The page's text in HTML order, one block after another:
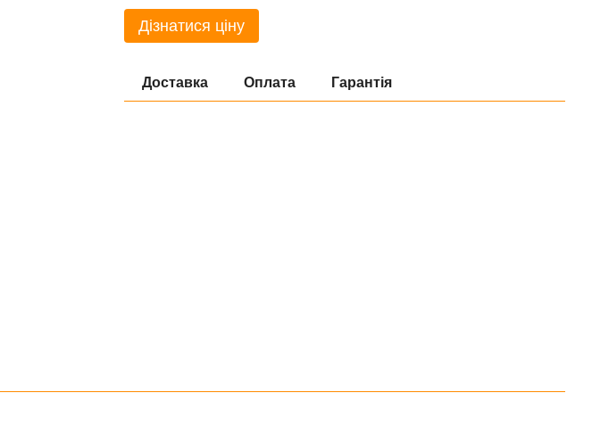
Дізнатися ціну
Доставка Оплата Гарантія